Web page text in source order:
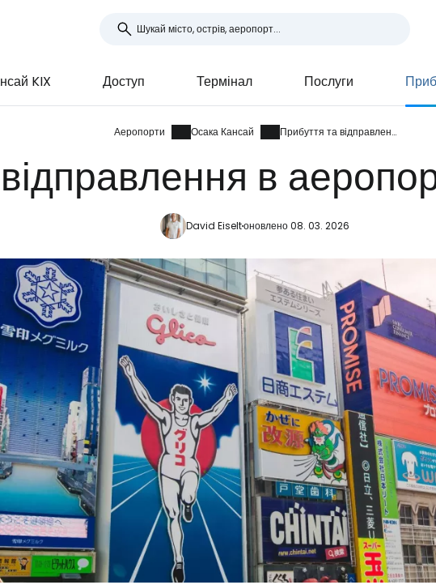
KIX Доступ Термінал Послуги
Аеропорти Осака Кансай Прибуття та відправлення
в
David Eiseltоновлено 08. 03. 2026